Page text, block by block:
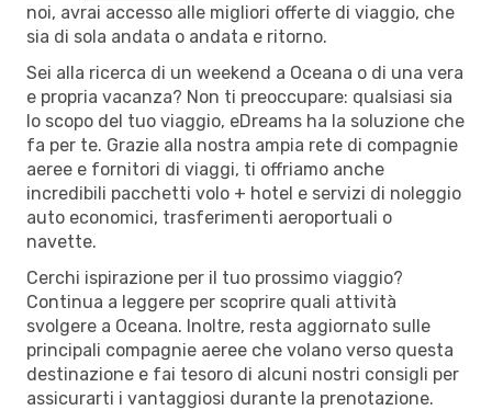
noi, avrai accesso alle migliori offerte di viaggio, che
sia di sola andata o andata e ritorno.
Sei alla ricerca di un weekend a Oceana o di una vera
e propria vacanza? Non ti preoccupare: qualsiasi sia
lo scopo del tuo viaggio, eDreams ha la soluzione che
fa per te. Grazie alla nostra ampia rete di compagnie
aeree e fornitori di viaggi, ti offriamo anche
incredibili pacchetti volo + hotel e servizi di noleggio
auto economici, trasferimenti aeroportuali o
navette.
Cerchi ispirazione per il tuo prossimo viaggio?
Continua a leggere per scoprire quali attività
svolgere a Oceana. Inoltre, resta aggiornato sulle
principali compagnie aeree che volano verso questa
destinazione e fai tesoro di alcuni nostri consigli per
assicurarti i vantaggiosi durante la prenotazione.